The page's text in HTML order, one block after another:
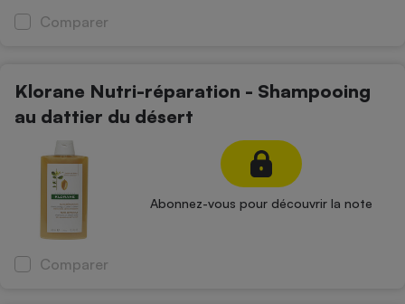
Comparer
Klorane Nutri-réparation - Shampooing
au dattier du désert
Abonnez-vous pour découvrir la note
Comparer